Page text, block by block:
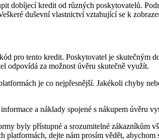
dobíjecí kredit od různých poskytovatelů.
duševní vlastnictví vztahující se k
pro tento kredit. Poskytovatel je skutečným
odpovídá za možnost úvěru skutečně využít.
je co nejpřesnější. Jakékoli chyby
a náklady spojené s nákupem úvěru
byly přístupné a srozumitelné
platformách, dejte nám prosím vědět, abychom